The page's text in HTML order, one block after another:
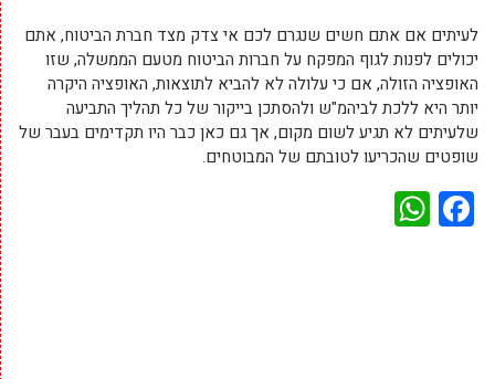
לעיתים אם אתם חשים שנגרם לכם אי צדק מצד חברת הביטוח, אתם
יכולים לפנות לגוף המפקח על חברות הביטוח מטעם הממשלה, שזו
האופציה הזולה, אם כי עלולה לא להביא לתוצאות, האופציה היקרה
יותר היא ללכת לביהמ"ש ולהסתכן בייקור של כל תהליך התביעה
שלעיתים לא תגיע לשום מקום, אך גם כאן כבר היו תקדימים בעבר של
שופטים שהכריעו לטובתם של המבוטחים.
Facebook